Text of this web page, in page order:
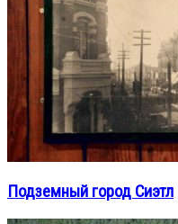
Подземный город Сиэтл